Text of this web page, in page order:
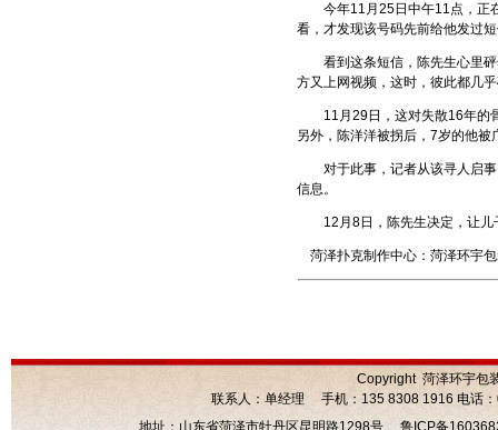
今年11月25日中午11点，正在
看，才发现该号码先前给他发过
看到这条短信，陈先生心里砰
方又上网视频，这时，彼此都几
11月29日，这对失散16年的骨
另外，陈洋洋被拐后，7岁的他被
对于此事，记者从该寻人启事
信息。
12月8日，陈先生决定，让儿子
菏泽扑克制作中心：菏泽环宇
Copyright 菏泽环宇包
联系人：单经理 手机：135 8308 1916 电话
地址：山东省菏泽市牡丹区昆明路1298号 鲁ICP备